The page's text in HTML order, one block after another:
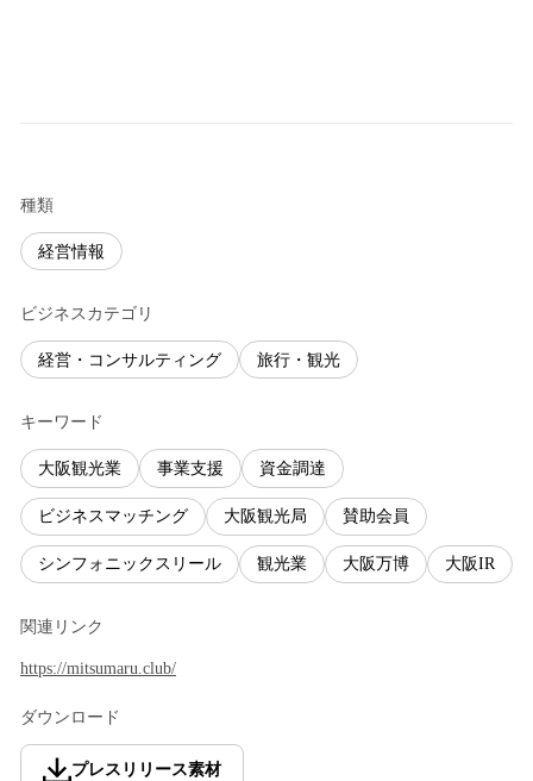
種類
経営情報
ビジネスカテゴリ
経営・コンサルティング 旅行・観光
キーワード
大阪観光業 事業支援 資金調達
ビジネスマッチング 大阪観光局 賛助会員
シンフォニックスリール 観光業 大阪万博 大阪IR
関連リンク
https://mitsumaru.club/
ダウンロード
プレスリリース素材